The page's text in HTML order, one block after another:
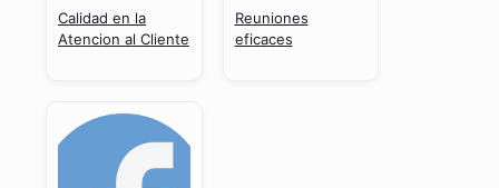
Calidad en la
Atencion al Cliente
Reuniones
eficaces